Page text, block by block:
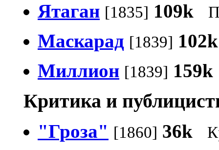
Ятаган [1835] 109k
Маскарад [1839] 102k
Миллион [1839] 159k
Критика и
"Гроза" [1860] 36k